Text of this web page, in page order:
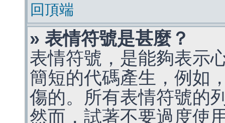
回頂端
» 表情符號是甚麼？
表情符號，是能夠表示
簡短的代碼產生，例如
傷的。所有表情符號的
然而，試著不要過度使